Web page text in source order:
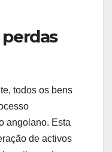
todos os bens
angolano. Esta
de activos